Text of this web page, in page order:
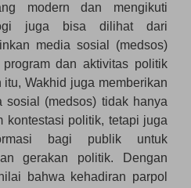
modern dan mengikuti
juga bisa dilihat dari
media sosial (medsos)
dan aktivitas politik
Wakhid juga memberikan
sosial (medsos) tidak hanya
kontestasi politik, tetapi juga
bagi publik untuk
gerakan politik. Dengan
bahwa kehadiran parpol